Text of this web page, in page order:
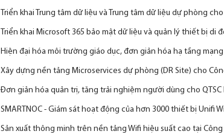
Triển khai Trung tâm dữ liệu và Trung tâm dữ liệu dự phòng
Triển khai Microsoft 365 bảo mật dữ liệu và quản lý thiết bị di
Hiện đại hóa môi trường giáo dục, đơn giản hóa hạ tầng
Xây dựng nền tảng Microservices dự phòng (DR Site) cho
Đơn giản hóa quản trị, tăng trải nghiệm người dùng cho
SMARTNOC - Giám sát hoạt động của hơn 3000 thiết bị Unifi
Sản xuất thông minh trên nền tảng Wifi hiệu suất cao tại Công